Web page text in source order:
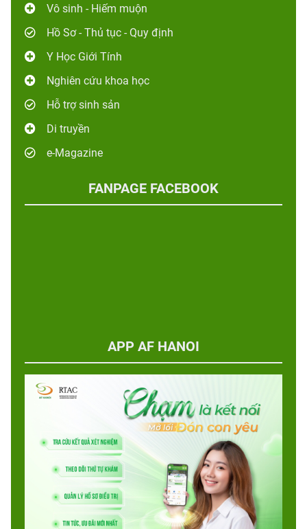
Vô sinh - Hiếm muộn
Hồ Sơ - Thủ tục - Quy định
Y Học Giới Tính
Nghiên cứu khoa học
Hỗ trợ sinh sản
Di truyền
e-Magazine
FANPAGE FACEBOOK
APP AF HANOI